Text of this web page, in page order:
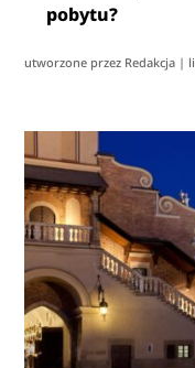
pobytu?
utworzone przez Redakcja |